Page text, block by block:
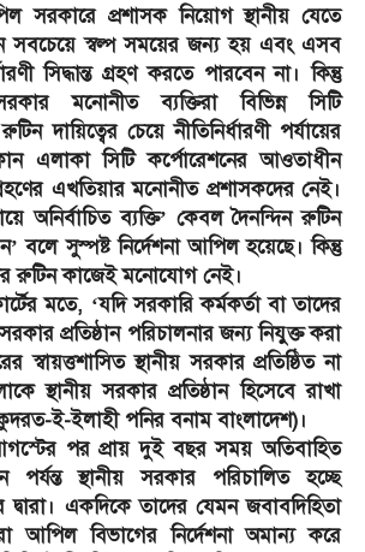
সরকারে প্রশাসক নিয়োগ স্থানীয় যেতে
সবচেয়ে স্বল্প সময়ের জন্য হয় এবং এসব
সিদ্ধান্ত গ্রহণ করতে পারবেন না। কিন্তু
মনোনীত ব্যক্তিরা বিভিন্ন সিটি
দায়িত্বের চেয়ে নীতিনির্ধারণী পর্যায়ের
কোন এলাকা সিটি কর্পোরেশনের আওতাধীন
এখতিয়ার মনোনীত প্রশাসকদের নেই।
অনির্বাচিত ব্যক্তি’ কেবল দৈনন্দিন রুটিন
বলে সুস্পষ্ট নির্দেশনা আপিল হয়েছে। কিন্তু
রুটিন কাজেই মনোযোগ নেই।
মতে, ‘যদি সরকারি কর্মকর্তা বা তাদের
প্রতিষ্ঠান পরিচালনার জন্য নিযুক্ত করা
স্বায়ত্তশাসিত স্থানীয় সরকার প্রতিষ্ঠিত না
স্থানীয় সরকার প্রতিষ্ঠান হিসেবে রাখা
ই-ইলাহী পনির বনাম বাংলাদেশ)।
পর প্রায় দুই বছর সময় অতিবাহিত
স্থানীয় সরকার পরিচালিত হচ্ছে
দ্বারা। একদিকে তাদের যেমন জবাবদিহিতা
আপিল বিভাগের নির্দেশনা অমান্য করে